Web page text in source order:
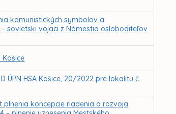
komunistických symbolov a
sovietski vojaci z Námestia osloboditeľov
HSA Košice, 20/2022 pre lokalitu č.
plnenia koncepcie riadenia a rozvoja